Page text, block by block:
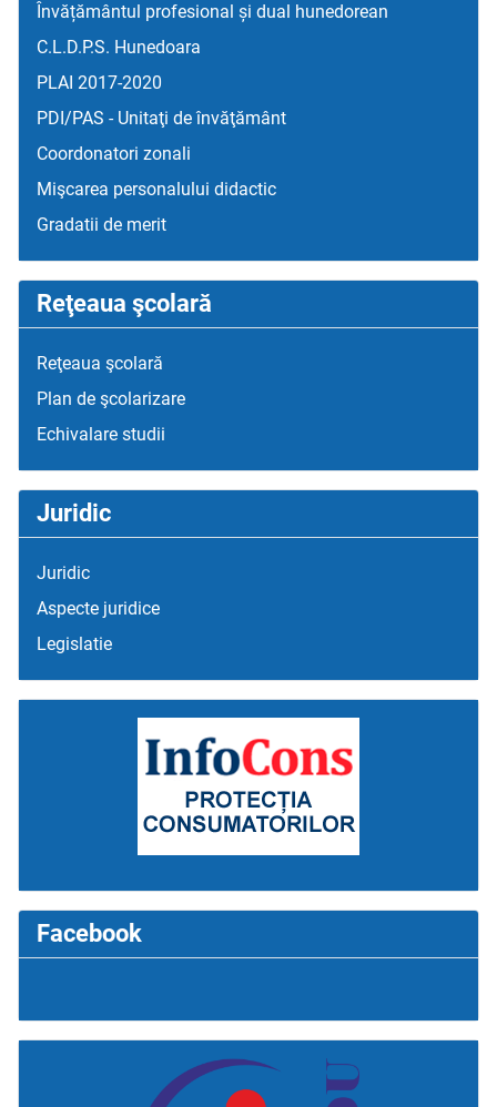
Învățământul profesional și dual hunedorean
C.L.D.P.S. Hunedoara
PLAI 2017-2020
PDI/PAS - Unitaţi de învăţământ
Coordonatori zonali
Mişcarea personalului didactic
Gradatii de merit
Reţeaua şcolară
Reţeaua şcolară
Plan de şcolarizare
Echivalare studii
Juridic
Juridic
Aspecte juridice
Legislatie
Facebook